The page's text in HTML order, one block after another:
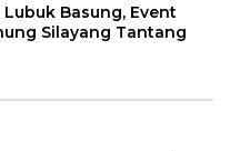
Basung, Event
Silayang Tantang